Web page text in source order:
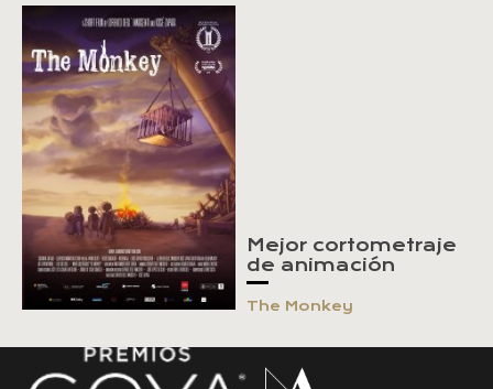
Mejor cortometraje
de animación
The Monkey